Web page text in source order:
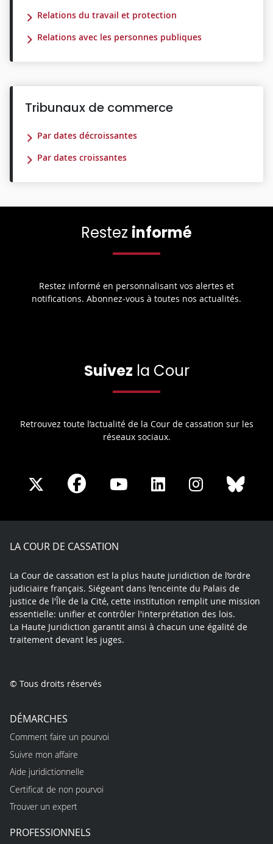
Relations du travail et protection
Relations avec les personnes publiques
Tribunaux de commerce
Par dates décroissantes
Par dates croissantes
Restez informé
Restez informé en personnalisant vos alertes et
notifications. Abonnez-vous à toutes nos actualités.
Suivez la Cour
Retrouvez toute l’actualité de la Cour de cassation sur les
réseaux sociaux.
Share
X
Share
Facebook
Share
Youtube
Share
LinkedIn
Share
Instagram
LA COUR DE CASSATION
La Cour de cassation est la plus haute juridiction de l’ordre
judiciaire français. Siégeant dans l’enceinte du Palais de
justice de l'Île de la Cité, cette institution remplit une mission
essentielle: unifier et contrôler l'interprétation des lois.
La Haute Juridiction garantit ainsi à chacun une égalité de
traitement devant les juges.
© Tous droits réservés
DÉMARCHES
Comment faire un pourvoi
Suivre mon affaire
Aide juridictionnelle
Certificat de non pourvoi
Trouver un expert
PROFESSIONNELS